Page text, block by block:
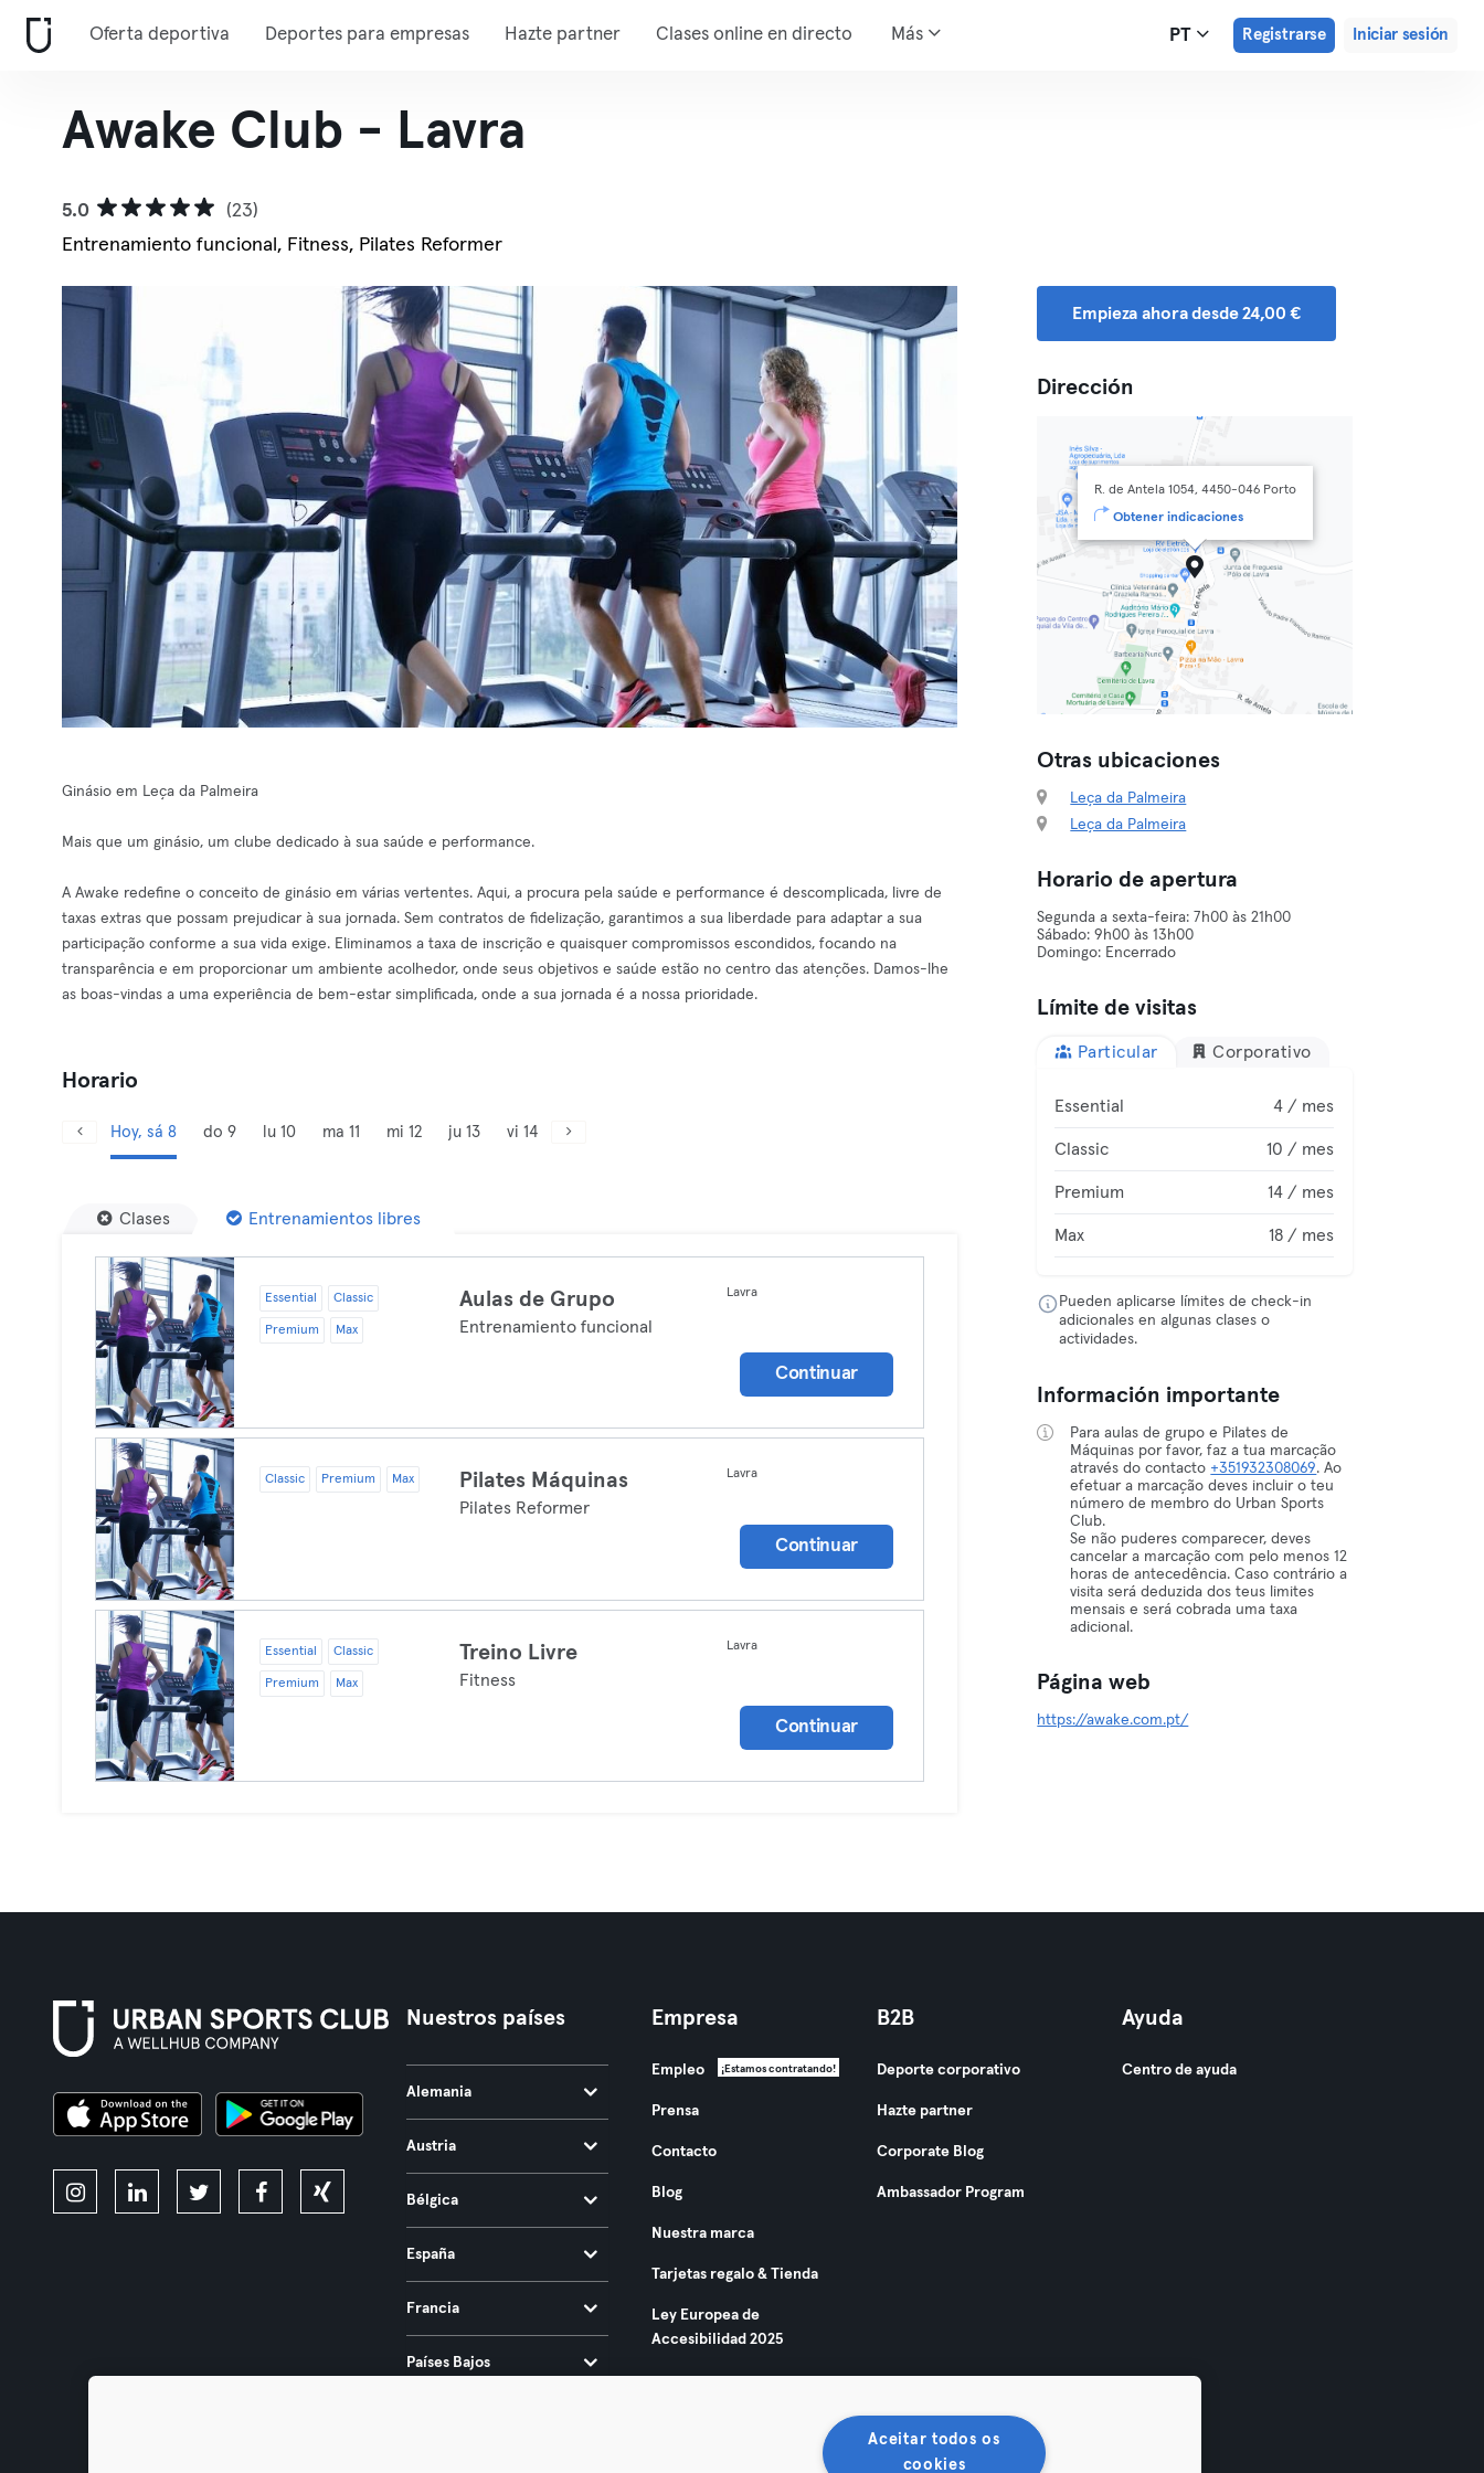
Oferta deportiva Deportes para empresas Hazte partner Clases online en directo Más PT Registrarse Iniciar sesión
Awake Club - Lavra
5.0
(23)
Entrenamiento funcional, Fitness, Pilates Reformer
Ginásio em Leça da Palmeira
Mais que um ginásio, um clube dedicado à sua saúde e performance.
A Awake redefine o conceito de ginásio em várias vertentes. Aqui, a procura pela saúde e performance é descomplicada, livre de
taxas extras que possam prejudicar à sua jornada. Sem contratos de fidelização, garantimos a sua liberdade para adaptar a sua
participação conforme a sua vida exige. Eliminamos a taxa de inscrição e quaisquer compromissos escondidos, focando na
transparência e em proporcionar um ambiente acolhedor, onde seus objetivos e saúde estão no centro das atenções. Damos-lhe
as boas-vindas a uma experiência de bem-estar simplificada, onde a sua jornada é a nossa prioridade.
Horario
Hoy, sá 8 do 9 lu 10 ma 11 mi 12 ju 13 vi 14
Clases Entrenamientos libres
Essential Classic
Premium Max
Aulas de Grupo
Entrenamiento funcional
Lavra
Continuar
Classic Premium Max Pilates Máquinas
Pilates Reformer
Lavra
Continuar
Essential Classic
Premium Max
Treino Livre
Fitness
Lavra
Continuar
Empieza ahora desde 24,00 €
Dirección
R. de Antela 1054, 4450-046 Porto
Obtener indicaciones
Otras ubicaciones
Leça da Palmeira
Leça da Palmeira
Horario de apertura
Segunda a sexta-feira: 7h00 às 21h00
Sábado: 9h00 às 13h00
Domingo: Encerrado
Límite de visitas
Particular Corporativo
Essential 4 / mes
Classic 10 / mes
Premium 14 / mes
Max 18 / mes
Pueden aplicarse límites de check-in
adicionales en algunas clases o
actividades.
Información importante
Para aulas de grupo e Pilates de
Máquinas por favor, faz a tua marcação
através do contacto +351932308069. Ao
efetuar a marcação deves incluir o teu
número de membro do Urban Sports
Club.
Se não puderes comparecer, deves
cancelar a marcação com pelo menos 12
horas de antecedência. Caso contrário a
visita será deduzida dos teus limites
mensais e será cobrada uma taxa
adicional.
Página web
https://awake.com.pt/
Nuestros países
Alemania
Austria
Bélgica
España
Francia
Países Bajos
Empresa
Empleo ¡Estamos contratando!
Prensa
Contacto
Blog
Nuestra marca
Tarjetas regalo & Tienda
Ley Europea de
Accesibilidad 2025
B2B
Deporte corporativo
Hazte partner
Corporate Blog
Ambassador Program
Ayuda
Centro de ayuda
Aceitar todos os
cookies